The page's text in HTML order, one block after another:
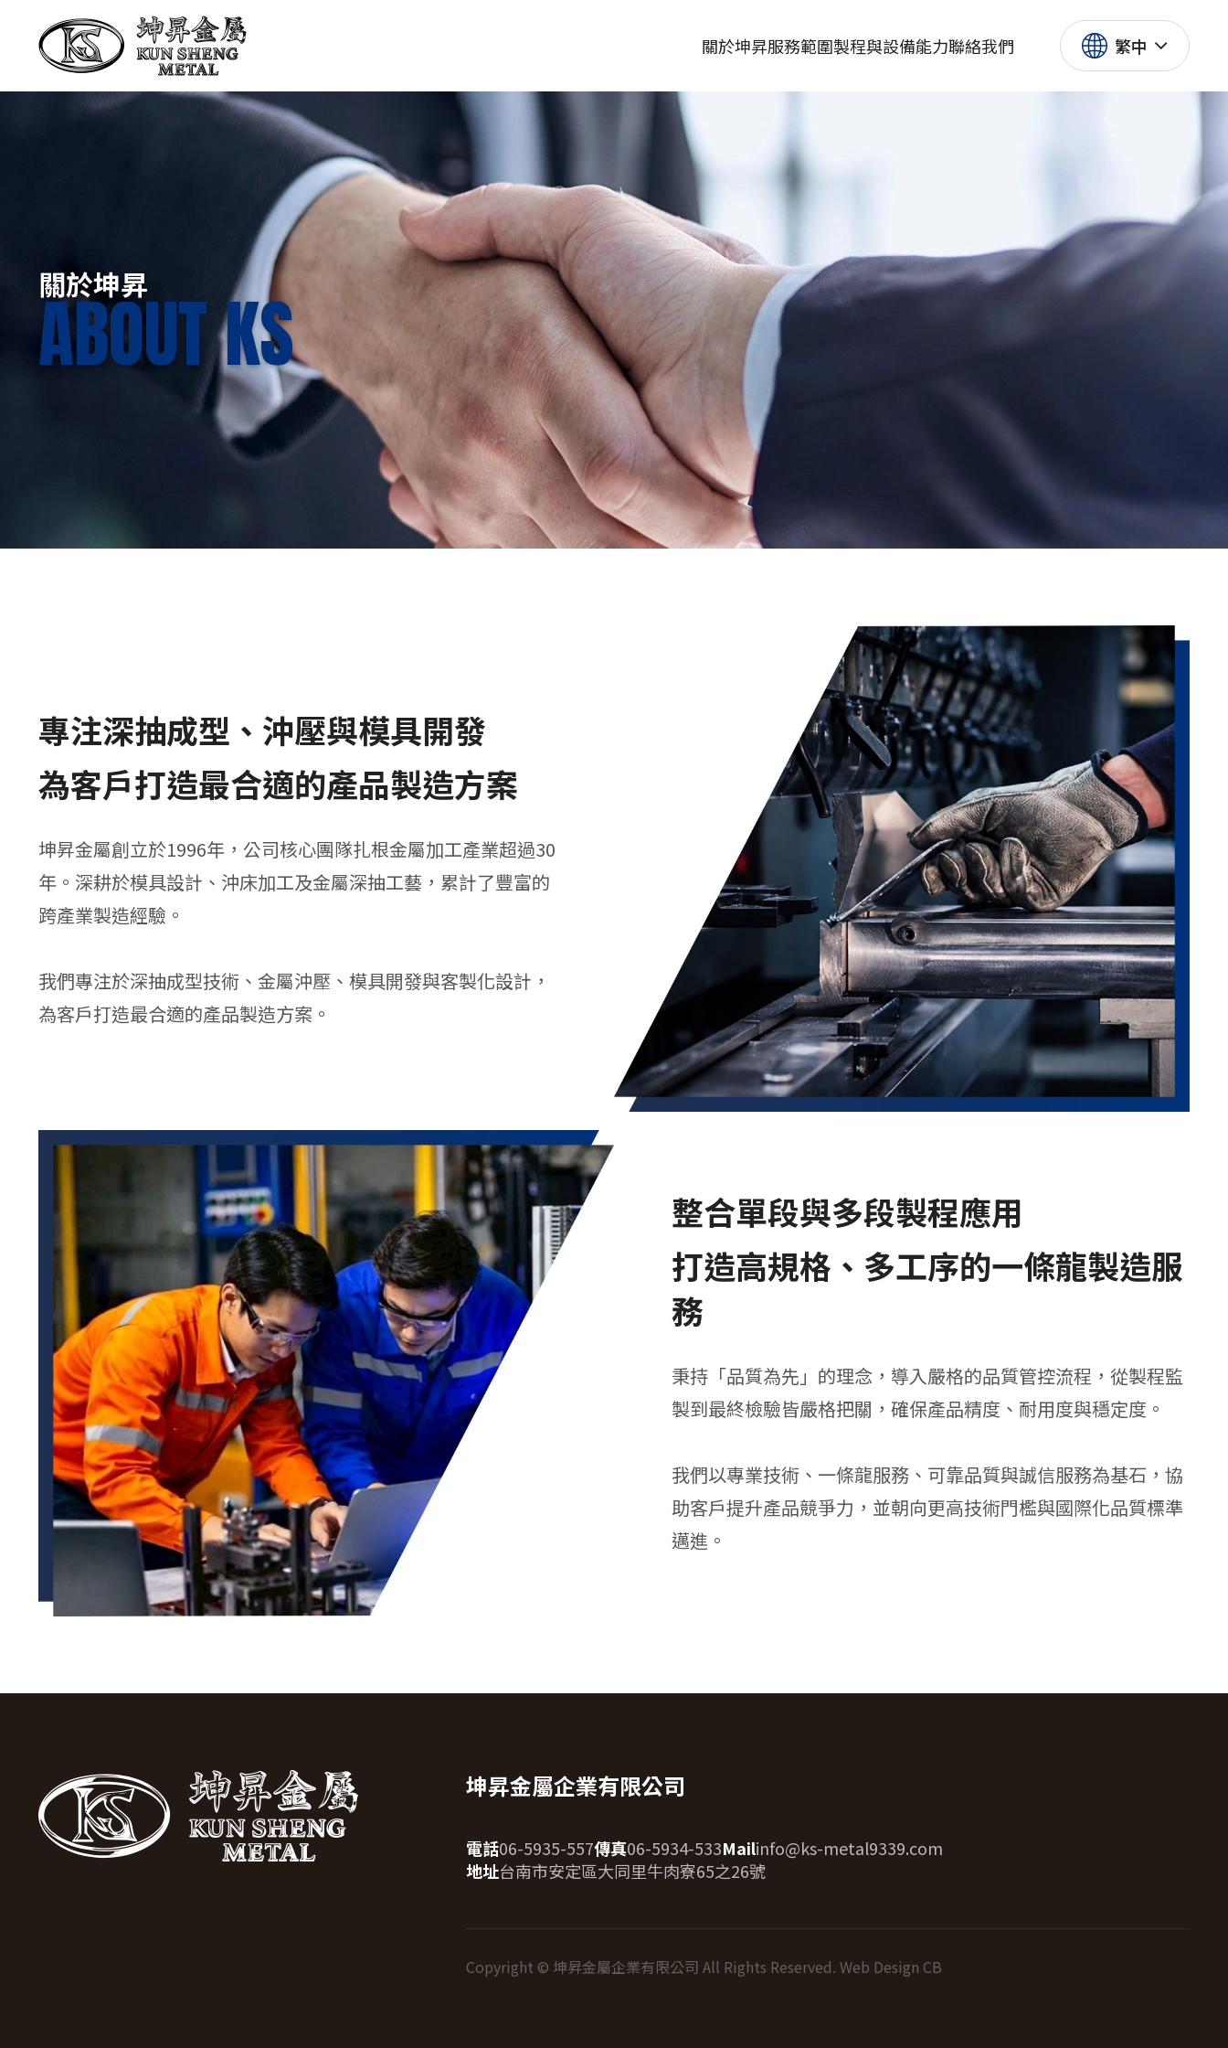
關於坤昇服務範圍製程與設備能力聯絡我們 繁中
關於坤昇
ABOUT KS
專注深抽成型、沖壓與模具開發
為客戶打造最合適的產品製造方案
坤昇金屬創立於1996年，公司核心團隊扎根金屬加工產業超過30
年。深耕於模具設計、沖床加工及金屬深抽工藝，累計了豐富的
跨產業製造經驗。
我們專注於深抽成型技術、金屬沖壓、模具開發與客製化設計，
為客戶打造最合適的產品製造方案。
整合單段與多段製程應用
打造高規格、多工序的一條龍製造服
務
秉持「品質為先」的理念，導入嚴格的品質管控流程，從製程監
製到最終檢驗皆嚴格把關，確保產品精度、耐用度與穩定度。
我們以專業技術、一條龍服務、可靠品質與誠信服務為基石，協
助客戶提升產品競爭力，並朝向更高技術門檻與國際化品質標準
邁進。
坤昇金屬企業有限公司
電話06-5935-557傳真06-5934-533Mailinfo@ks-metal9339.com
地址台南市安定區大同里牛肉寮65之26號
Copyright © 坤昇金屬企業有限公司 All Rights Reserved. Web Design CB